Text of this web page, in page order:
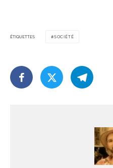
ÉTIQUETTES SOCIÉTÉ